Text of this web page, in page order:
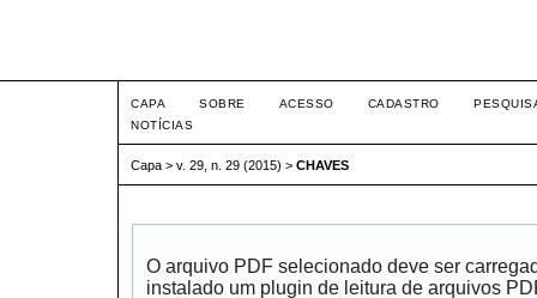
CAPA SOBRE ACESSO CADASTRO
NOTÍCIAS
Capa > v. 29, n. 29 (2015) > CHAVES
O arquivo PDF selecionado deve ser
instalado um plugin de leitura de arquivos